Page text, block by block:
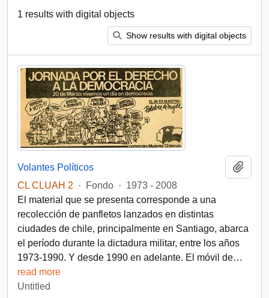
1 results with digital objects
Show results with digital objects
Volantes Políticos
CL CLUAH 2
· Fondo · 1973 - 2008
El material que se presenta corresponde a una
recolección de panfletos lanzados en distintas
ciudades de chile, principalmente en Santiago, abarca
el período durante la dictadura militar, entre los años
1973-1990. Y desde 1990 en adelante. El móvil de…
read more
Untitled